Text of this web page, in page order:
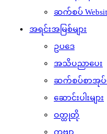
ဆက်စပ် Website
အရင်းအမြစ်များ
ဥပဒေ
အသိပညာပေး
ဆက်စပ်စာအုပ်မ
ဆောင်းပါးများ
ဝတ္ထုတို
ကဗျာ